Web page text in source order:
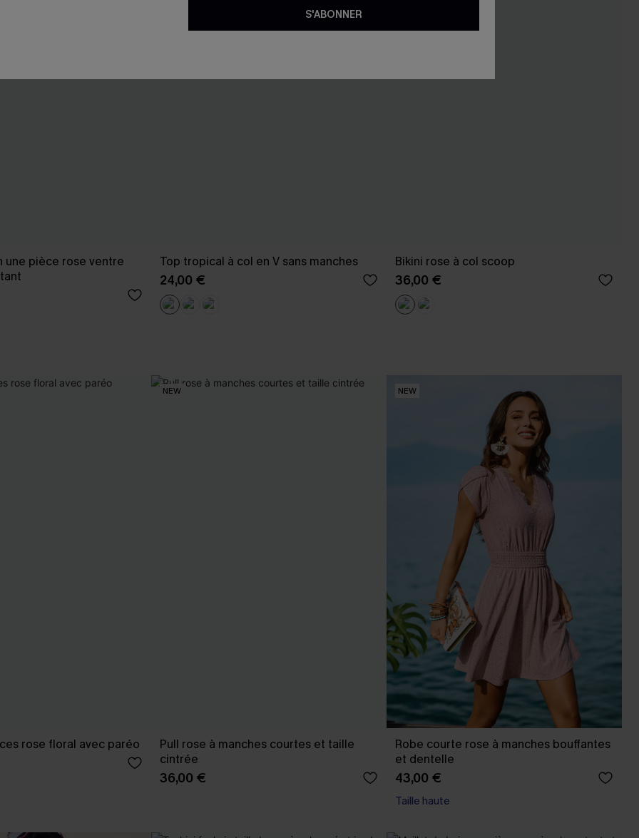
une pièce rose ventre
Top tropical à col en V sans manches
24,00 €
Bikini rose à col scoop
36,00 €
rose floral avec paréo
NEW
Pull rose à manches courtes et taille
cintrée
36,00 €
NEW
Robe courte rose à manches bouffantes
et dentelle
43,00 €
Taille haute
S'ABONNER